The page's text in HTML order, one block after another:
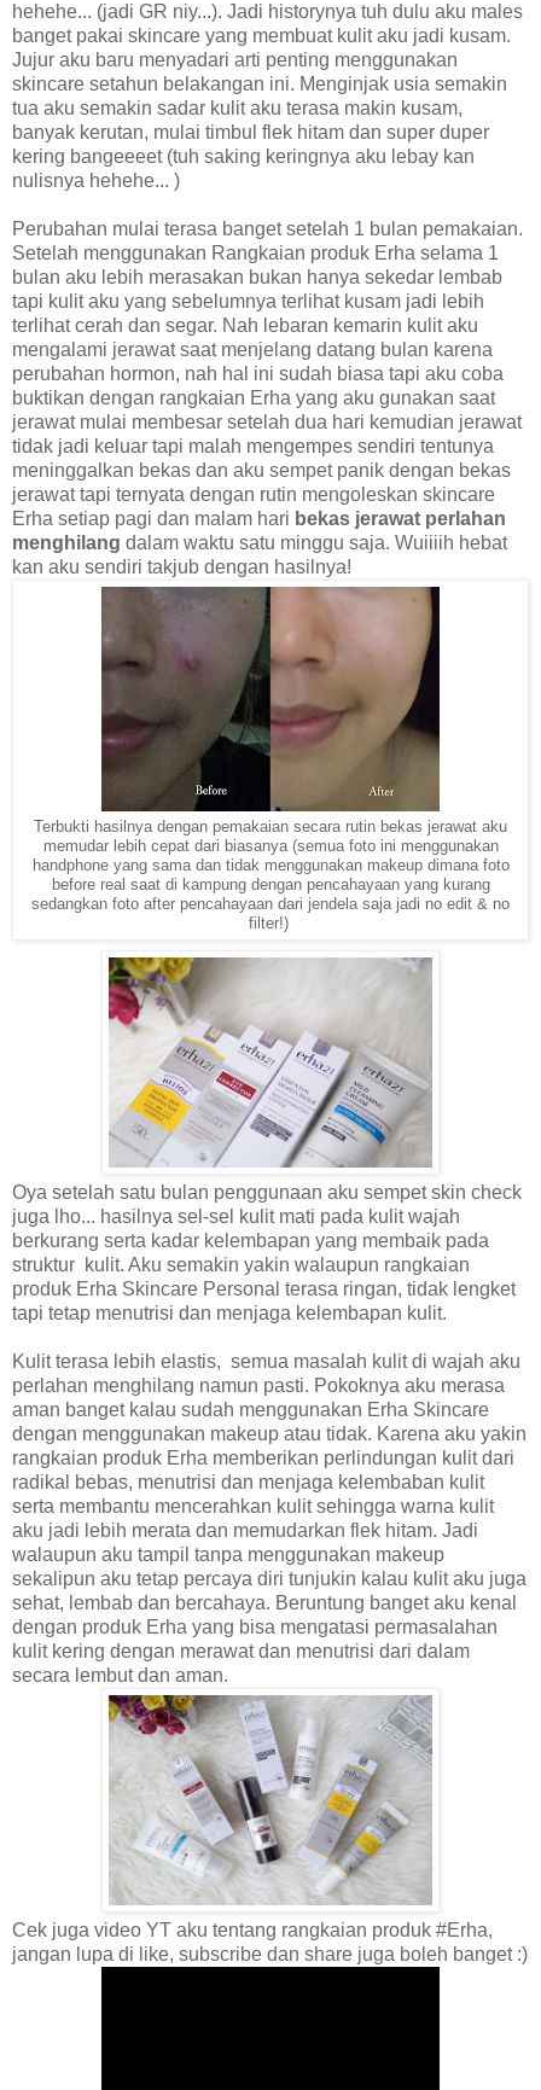
hehehe... (jadi GR niy...). Jadi historynya tuh dulu aku males
banget pakai skincare yang membuat kulit aku jadi kusam.
Jujur aku baru menyadari arti penting menggunakan
skincare setahun belakangan ini. Menginjak usia semakin
tua aku semakin sadar kulit aku terasa makin kusam,
banyak kerutan, mulai timbul flek hitam dan super duper
kering bangeeeet (tuh saking keringnya aku lebay kan
nulisnya hehehe... )
Perubahan mulai terasa banget setelah 1 bulan pemakaian.
Setelah menggunakan Rangkaian produk Erha selama 1
bulan aku lebih merasakan bukan hanya sekedar lembab
tapi kulit aku yang sebelumnya terlihat kusam jadi lebih
terlihat cerah dan segar. Nah lebaran kemarin kulit aku
mengalami jerawat saat menjelang datang bulan karena
perubahan hormon, nah hal ini sudah biasa tapi aku coba
buktikan dengan rangkaian Erha yang aku gunakan saat
jerawat mulai membesar setelah dua hari kemudian jerawat
tidak jadi keluar tapi malah mengempes sendiri tentunya
meninggalkan bekas dan aku sempet panik dengan bekas
jerawat tapi ternyata dengan rutin mengoleskan skincare
Erha setiap pagi dan malam hari bekas jerawat perlahan
menghilang dalam waktu satu minggu saja. Wuiiiih hebat
kan aku sendiri takjub dengan hasilnya!
Terbukti hasilnya dengan pemakaian secara rutin bekas jerawat aku
memudar lebih cepat dari biasanya (semua foto ini menggunakan
handphone yang sama dan tidak menggunakan makeup dimana foto
before real saat di kampung dengan pencahayaan yang kurang
sedangkan foto after pencahayaan dari jendela saja jadi no edit & no
filter!)
Oya setelah satu bulan penggunaan aku sempet skin check
juga lho... hasilnya sel-sel kulit mati pada kulit wajah
berkurang serta kadar kelembapan yang membaik pada
struktur kulit. Aku semakin yakin walaupun rangkaian
produk Erha Skincare Personal terasa ringan, tidak lengket
tapi tetap menutrisi dan menjaga kelembapan kulit.
Kulit terasa lebih elastis, semua masalah kulit di wajah aku
perlahan menghilang namun pasti. Pokoknya aku merasa
aman banget kalau sudah menggunakan Erha Skincare
dengan menggunakan makeup atau tidak. Karena aku yakin
rangkaian produk Erha memberikan perlindungan kulit dari
radikal bebas, menutrisi dan menjaga kelembaban kulit
serta membantu mencerahkan kulit sehingga warna kulit
aku jadi lebih merata dan memudarkan flek hitam. Jadi
walaupun aku tampil tanpa menggunakan makeup
sekalipun aku tetap percaya diri tunjukin kalau kulit aku juga
sehat, lembab dan bercahaya. Beruntung banget aku kenal
dengan produk Erha yang bisa mengatasi permasalahan
kulit kering dengan merawat dan menutrisi dari dalam
secara lembut dan aman.
Cek juga video YT aku tentang rangkaian produk #Erha,
jangan lupa di like, subscribe dan share juga boleh banget :)